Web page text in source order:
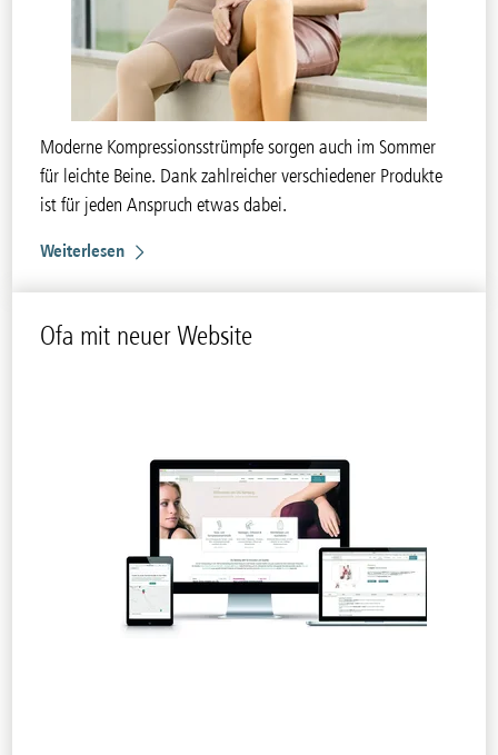
Moderne Kompressionsstrümpfe sorgen auch im Sommer
für leichte Beine. Dank zahlreicher verschiedener Produkte
ist für jeden Anspruch etwas dabei.
Weiterlesen
Ofa mit neuer Website